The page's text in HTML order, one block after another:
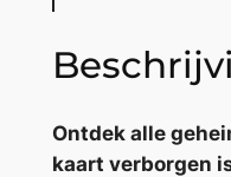
k
e
g
Ontdek alle
kaart verborgen